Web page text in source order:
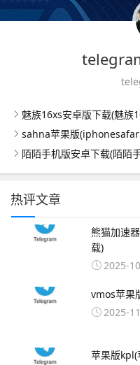
魅族16xs安卓版下载(魅
sahna苹果版
陌陌手机版安卓下载(陌陌
热评文章
熊猫加速
载)
2025-
vmos苹果
2025-
苹果版kpl(